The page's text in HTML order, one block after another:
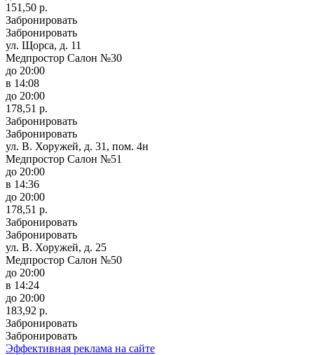
151,50 р.
Забронировать
Забронировать
ул. Щорса, д. 11
Медпростор Салон №30
до 20:00
в 14:08
до 20:00
178,51 р.
Забронировать
Забронировать
ул. В. Хоружей, д. 31, пом. 4н
Медпростор Салон №51
до 20:00
в 14:36
до 20:00
178,51 р.
Забронировать
Забронировать
ул. В. Хоружей, д. 25
Медпростор Салон №50
до 20:00
в 14:24
до 20:00
183,92 р.
Забронировать
Забронировать
Эффективная реклама на сайте